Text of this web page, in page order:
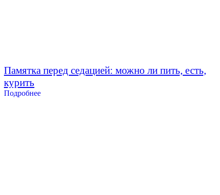
Памятка перед седацией: можно ли пить, есть,
курить
Подробнее